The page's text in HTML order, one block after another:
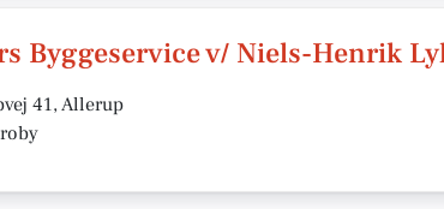
Byggeservice v/ Niels-Henrik
41, Allerup